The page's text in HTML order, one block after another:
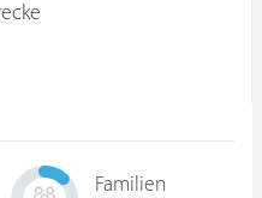
Familien